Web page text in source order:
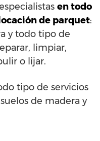
en todo
de parquet:
y todo tipo de
limpiar,
o lijar.
tipo de servicios
de madera y